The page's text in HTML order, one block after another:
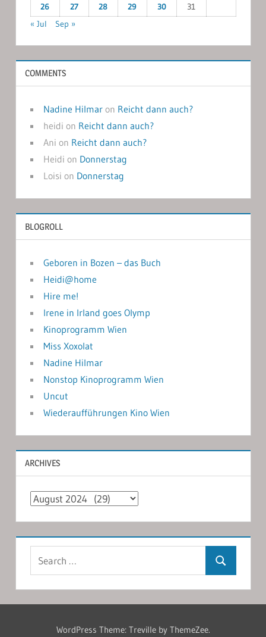
26
27 28 29 30
31
« Jul
Sep »
COMMENTS
Nadine Hilmaron Reicht dann auch?
heidi on Reicht dann auch?
Ani on Reicht dann auch?
Heidi on Donnerstag
Loisi on Donnerstag
BLOGROLL
Geboren in Bozen – das Buch
Heidi@home
Hire me!
Irene in Irland goes Olymp
Kinoprogramm Wien
Miss Xoxolat
Nadine Hilmar
Nonstop Kinoprogramm Wien
Uncut
Wiederaufführungen Kino Wien
ARCHIVES
Archives
Search
WordPress Theme: Treville by ThemeZee.